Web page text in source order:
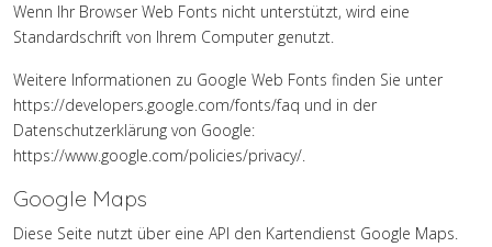
Wenn Ihr Browser Web Fonts nicht unterstützt, wird eine
Standardschrift von Ihrem Computer genutzt.
Weitere Informationen zu Google Web Fonts finden Sie unter
https://developers.google.com/fonts/faq und in der
Datenschutzerklärung von Google:
https://www.google.com/policies/privacy/.
Google Maps
Diese Seite nutzt über eine API den Kartendienst Google Maps.